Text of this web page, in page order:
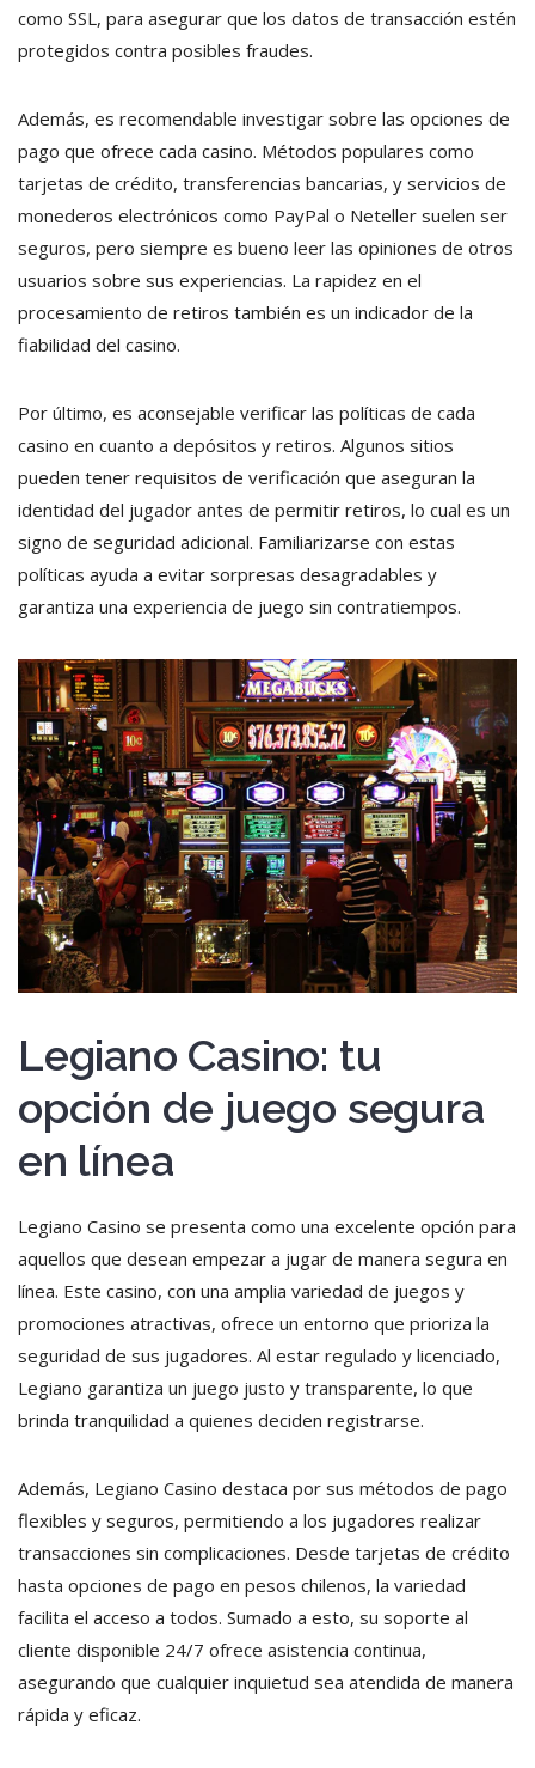
como SSL, para asegurar que los datos de transacción estén
protegidos contra posibles fraudes.
Además, es recomendable investigar sobre las opciones de
pago que ofrece cada casino. Métodos populares como
tarjetas de crédito, transferencias bancarias, y servicios de
monederos electrónicos como PayPal o Neteller suelen ser
seguros, pero siempre es bueno leer las opiniones de otros
usuarios sobre sus experiencias. La rapidez en el
procesamiento de retiros también es un indicador de la
fiabilidad del casino.
Por último, es aconsejable verificar las políticas de cada
casino en cuanto a depósitos y retiros. Algunos sitios
pueden tener requisitos de verificación que aseguran la
identidad del jugador antes de permitir retiros, lo cual es un
signo de seguridad adicional. Familiarizarse con estas
políticas ayuda a evitar sorpresas desagradables y
garantiza una experiencia de juego sin contratiempos.
Legiano Casino: tu
opción de juego segura
en línea
Legiano Casino se presenta como una excelente opción para
aquellos que desean empezar a jugar de manera segura en
línea. Este casino, con una amplia variedad de juegos y
promociones atractivas, ofrece un entorno que prioriza la
seguridad de sus jugadores. Al estar regulado y licenciado,
Legiano garantiza un juego justo y transparente, lo que
brinda tranquilidad a quienes deciden registrarse.
Además, Legiano Casino destaca por sus métodos de pago
flexibles y seguros, permitiendo a los jugadores realizar
transacciones sin complicaciones. Desde tarjetas de crédito
hasta opciones de pago en pesos chilenos, la variedad
facilita el acceso a todos. Sumado a esto, su soporte al
cliente disponible 24/7 ofrece asistencia continua,
asegurando que cualquier inquietud sea atendida de manera
rápida y eficaz.